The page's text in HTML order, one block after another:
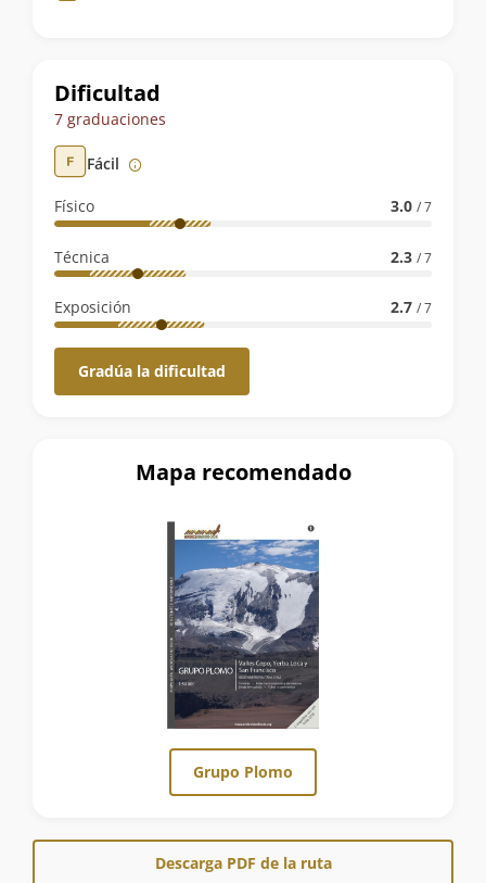
de
ruta
Dificultad
7 graduaciones
Fácil
Físico 3.0 / 7
Técnica 2.3 / 7
Exposición 2.7 / 7
Gradúa la dificultad
Mapa recomendado
Grupo Plomo
Descarga PDF de la ruta